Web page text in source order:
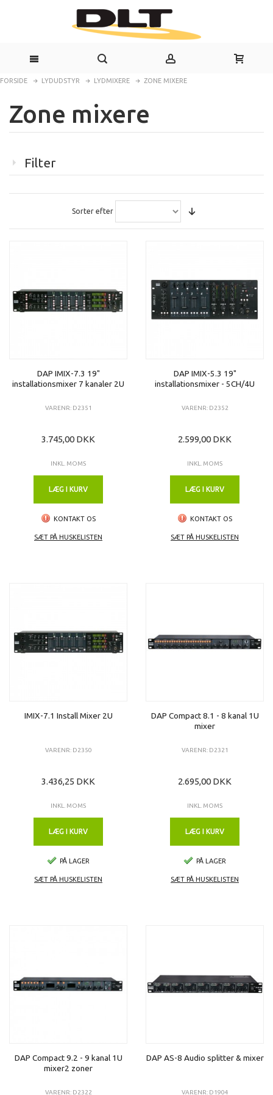
FORSIDE LYDUDSTYR LYDMIXERE ZONE MIXERE
Zone mixere
Filter
Sorter efter
DAP IMIX-7.3 19"
installationsmixer 7 kanaler 2U
VARENR: D2351
3.745,00 DKK
INKL. MOMS
LÆG I KURV
KONTAKT OS
SÆT PÅ HUSKELISTEN
DAP IMIX-5.3 19"
installationsmixer - 5CH/4U
VARENR: D2352
2.599,00 DKK
INKL. MOMS
LÆG I KURV
KONTAKT OS
SÆT PÅ HUSKELISTEN
IMIX-7.1 Install Mixer 2U
VARENR: D2350
3.436,25 DKK
INKL. MOMS
LÆG I KURV
PÅ LAGER
SÆT PÅ HUSKELISTEN
DAP Compact 8.1 - 8 kanal 1U
mixer
VARENR: D2321
2.695,00 DKK
INKL. MOMS
LÆG I KURV
PÅ LAGER
SÆT PÅ HUSKELISTEN
DAP Compact 9.2 - 9 kanal 1U
mixer2 zoner
VARENR: D2322
DAP AS-8 Audio splitter & mixer
VARENR: D1904